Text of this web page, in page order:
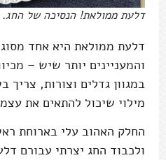
דלעת ממולאת! הנסיכה של החג.
דלעת ממולאת היא אחד
והמעניינים יותר שיש –
במגוון גדלים וצורות,
מילוי שיכול להתאים את
החלק האהוב עלי בארוחת
ולכבוד החג יצרתי עבורם